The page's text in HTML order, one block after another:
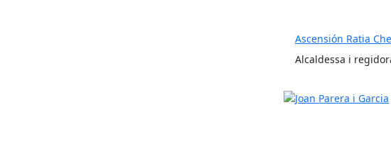
Ascensión Ratia
Alcaldessa i